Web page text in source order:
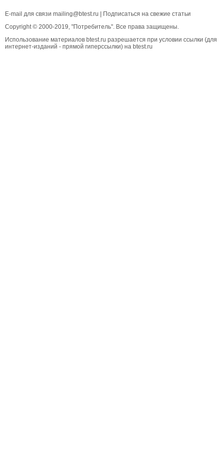
E-mail для связи mailing@btest.ru
Подписаться на свежие статьи
Copyright © 2000-2019, "Потребитель". Все права защищены.
Использование материалов btest.ru разрешается при условии ссылки (для
интернет-изданий - прямой гиперссылки) на btest.ru